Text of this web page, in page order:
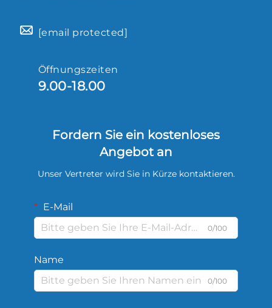
[email protected]
Öffnungszeiten
9.00-18.00
Fordern Sie ein kostenloses
Angebot an
Unser Vertreter wird Sie in Kürze kontaktieren.
E-Mail
0/100
Name
0/100